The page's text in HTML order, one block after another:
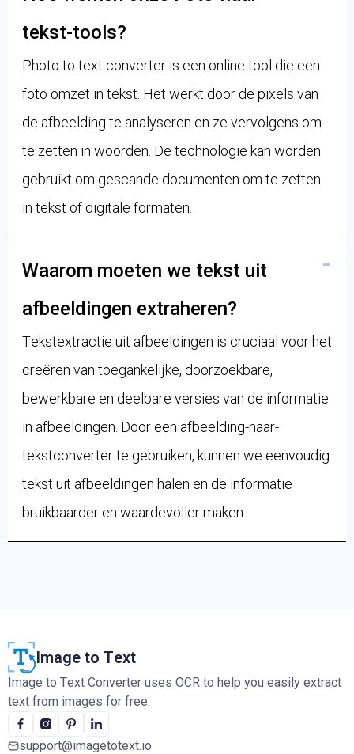
tekst-tools?
Photo to text converter is een online tool die een
foto omzet in tekst. Het werkt door de pixels van
de afbeelding te analyseren en ze vervolgens om
te zetten in woorden. De technologie kan worden
gebruikt om gescande documenten om te zetten
in tekst of digitale formaten.
Waarom moeten we tekst uit
afbeeldingen extraheren?
Tekstextractie uit afbeeldingen is cruciaal voor het
creëren van toegankelijke, doorzoekbare,
bewerkbare en deelbare versies van de informatie
in afbeeldingen. Door een afbeelding-naar-
tekstconverter te gebruiken, kunnen we eenvoudig
tekst uit afbeeldingen halen en de informatie
bruikbaarder en waardevoller maken.
Image to Text
Image to Text Converter uses OCR to help you easily extract
text from images for free.
support@imagetotext.io